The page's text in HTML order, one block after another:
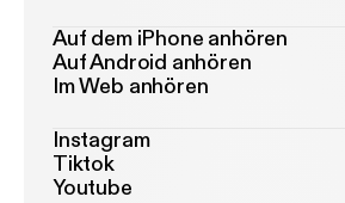
Auf dem iPhone anhören
Auf Android anhören
Im Web anhören
Instagram
Tiktok
Youtube